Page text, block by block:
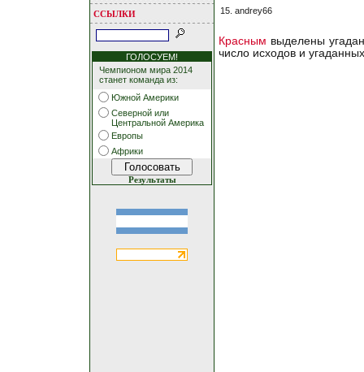
ССЫЛКИ
ГОЛОСУЕМ!
Чемпионом мира 2014
станет команда из:
Южной Америки
Северной или
Центральной Америка
Европы
Африки
Результаты
15. andrey66
Красным выделены
число исходов и